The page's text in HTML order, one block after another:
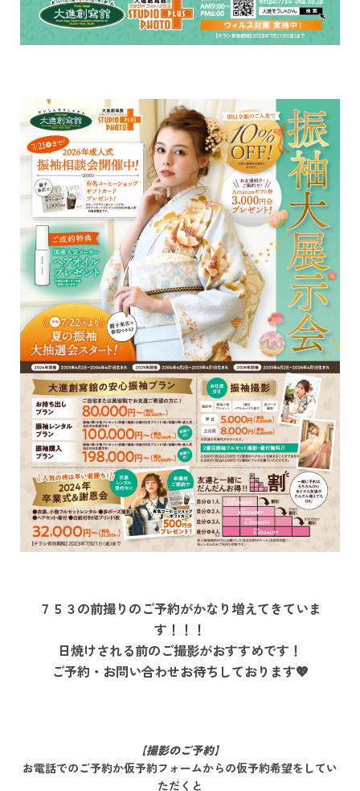
７５３の前撮りのご予約がかなり増えてきていま
す！！！
日焼けされる前のご撮影がおすすめです！
ご予約・お問い合わせお待ちしております💖
【撮影のご予約】
お電話でのご予約か仮予約フォームからの仮予約希望をしてい
ただくと